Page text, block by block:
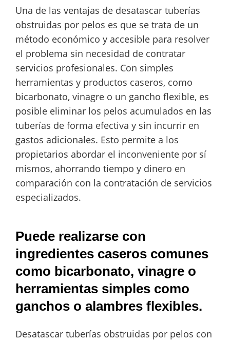
Una de las ventajas de desatascar tuberías
obstruidas por pelos es que se trata de un
método económico y accesible para resolver
el problema sin necesidad de contratar
servicios profesionales. Con simples
herramientas y productos caseros, como
bicarbonato, vinagre o un gancho flexible, es
posible eliminar los pelos acumulados en las
tuberías de forma efectiva y sin incurrir en
gastos adicionales. Esto permite a los
propietarios abordar el inconveniente por sí
mismos, ahorrando tiempo y dinero en
comparación con la contratación de servicios
especializados.
Puede realizarse con
ingredientes caseros comunes
como bicarbonato, vinagre o
herramientas simples como
ganchos o alambres flexibles.
Desatascar tuberías obstruidas por pelos con